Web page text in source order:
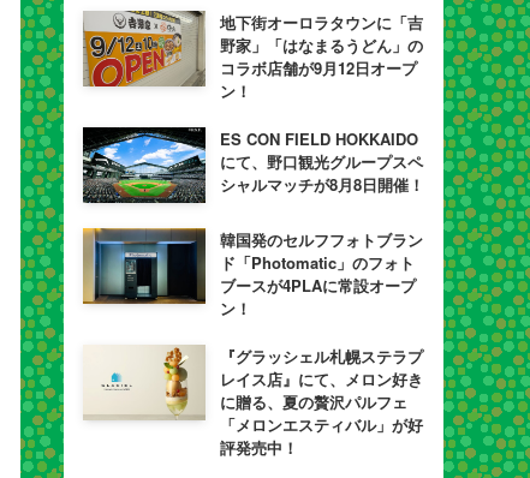
地下街オーロラタウンに「吉
野家」「はなまるうどん」の
コラボ店舗が9月12日オープ
ン！
ES CON FIELD HOKKAIDO
にて、野口観光グループスペ
シャルマッチが8月8日開催！
韓国発のセルフフォトブラン
ド「Photomatic」のフォト
ブースが4PLAに常設オープ
ン！
『グラッシェル札幌ステラプ
レイス店』にて、メロン好き
に贈る、夏の贅沢パルフェ
「メロンエスティバル」が好
評発売中！